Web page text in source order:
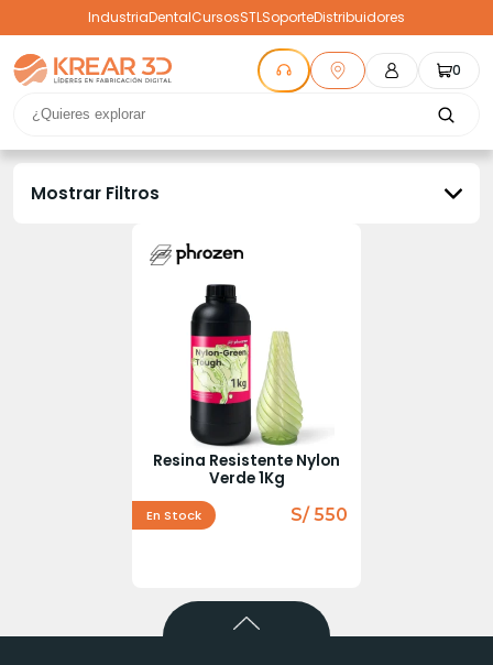
IndustriaDentalCursosSTLSoporteDistribuidores
0
Mostrar Filtros
Resina Resistente Nylon
Verde 1Kg
En Stock S/ 550